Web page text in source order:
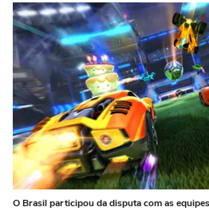
O Brasil participou da disputa com as